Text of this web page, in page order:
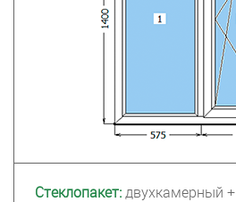
Стеклопакет:двухкамерный +